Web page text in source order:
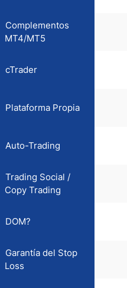
Complementos
MT4/MT5
cTrader
Plataforma Propia
Auto-Trading
Trading Social /
Copy Trading
DOM?
Garantía del Stop
Loss